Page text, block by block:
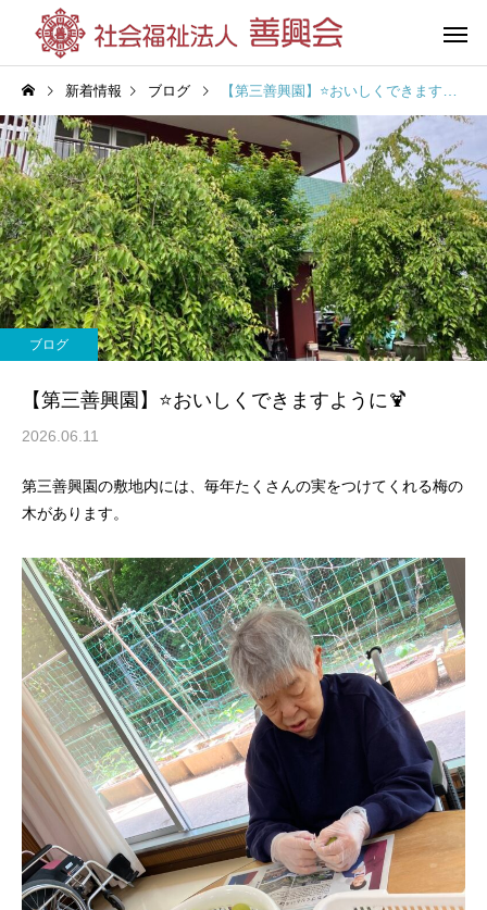
花の王善興園
（特別養護老人ホーム）
第三善興
（特別養護老人
グループホーム
（共同生活援助）
新着情報 ブログ 【第三善興園】⭐おいしくできますように🍹
ブログ
【第三善興園】⭐おいしくできますように🍹
2026.06.11
第三善興園の敷地内には、毎年たくさんの実をつけてくれる梅の
木があります。